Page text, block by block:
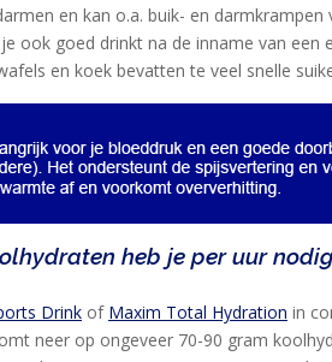
en kan o.a. buik- en
ook goed drinkt na de inname van
en koek bevatten te veel snelle
heb je per uur
Drink of Maxim Total Hydration in
neer op ongeveer 70-90 gram